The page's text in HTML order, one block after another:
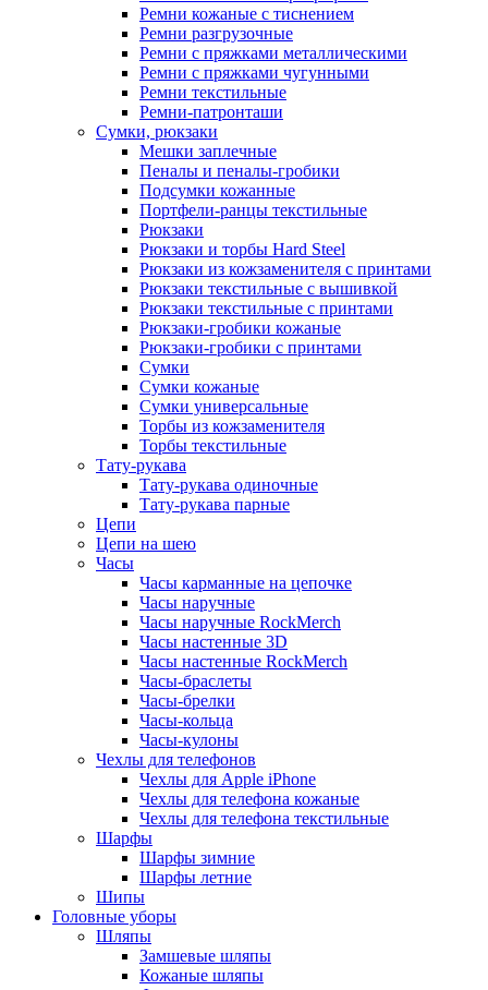
Ремни кожаные с тиснением
Ремни разгрузочные
Ремни с пряжками металлическими
Ремни с пряжками чугунными
Ремни текстильные
Ремни-патронташи
Сумки, рюкзаки
Мешки заплечные
Пеналы и пеналы-гробики
Подсумки кожанные
Портфели-ранцы текстильные
Рюкзаки
Рюкзаки и торбы Hard Steel
Рюкзаки из кожзаменителя с принтами
Рюкзаки текстильные с вышивкой
Рюкзаки текстильные с принтами
Рюкзаки-гробики кожаные
Рюкзаки-гробики с принтами
Сумки
Сумки кожаные
Сумки универсальные
Торбы из кожзаменителя
Торбы текстильные
Тату-рукава
Тату-рукава одиночные
Тату-рукава парные
Цепи
Цепи на шею
Часы
Часы карманные на цепочке
Часы наручные
Часы наручные RockMerch
Часы настенные 3D
Часы настенные RockMerch
Часы-браслеты
Часы-брелки
Часы-кольца
Часы-кулоны
Чехлы для телефонов
Чехлы для Apple iPhone
Чехлы для телефона кожаные
Чехлы для телефона текстильные
Шарфы
Шарфы зимние
Шарфы летние
Шипы
Головные уборы
Шляпы
Замшевые шляпы
Кожаные шляпы